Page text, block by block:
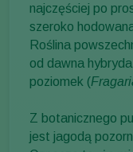
najczęściej po
szeroko
Roślina
od dawna
poziomek (
Z botanicznego
jest jagodą